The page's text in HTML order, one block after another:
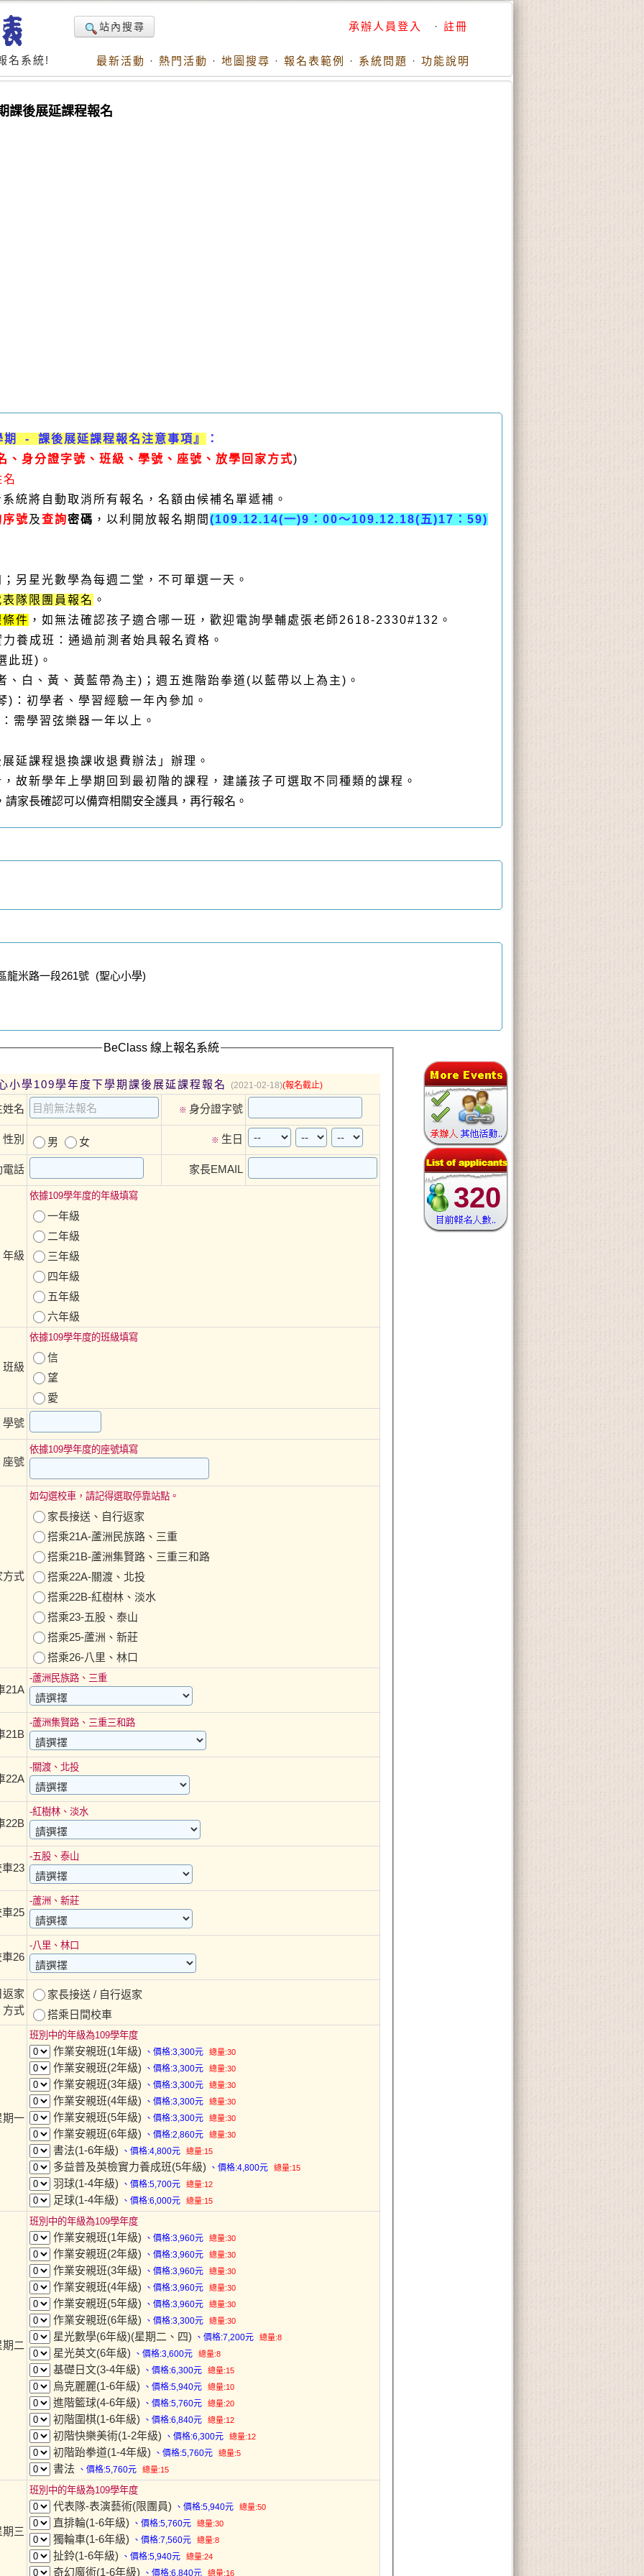
名系統!
站內搜尋 承辦人員登入 · 註冊
最新活動 · 熱門活動 · 地圖搜尋 · 報名表範例 · 系統問題 · 功能說明
課後展延課程報名
- 課後展延課程報名注意事項』
：
、身分證字號、班級、學號、座號 、放學回家方式)
統將自動取消所有報名，名額由候補名單遞補。
序號及查詢密碼 ，以利開放報名期間 (109.12.14(一)9：00〜109.12.18(五)17：59)
另 星光數學為每週二堂 ， 不可單選一天。
表隊限團員報名 。
件 ， 如無法確認孩子適合哪一班，歡迎電詢學輔處張老師2618-2330#132。
養成班：通過前測者始具報名資格。
此班)。
、白、黃、黃藍帶為主)；週五進階跆拳道(以藍帶以上為主)。
：初學者、學習經驗一年內參加。
需學習弦樂器一年以上。
延課程退換課收退費辦法」辦理。
故新學年上學期回到最初階的課程，建議孩子可選取不同種類的課程。
家長確認可以備齊相關安全護具，再行報名。
龍米路一段261號 (聖心小學)
320
BeClass 線上報名系統
小學109學年度下學期課後展延課程報名 (2021-02-18)(報名截止)
姓名 ※ 身分證字號
性別 男 女 ※ 生日
電話 家長EMAIL
年級
依據109學年度的年級填寫
一年級
二年級
三年級
四年級
五年級
六年級
班級
依據109學年度的班級填寫
信
望
愛
學號
座號
依據109學年度的座號填寫
方式
如勾選校車，請記得選取停靠站點。
家長接送、自行返家
搭乘21A-蘆洲民族路、三重
搭乘21B-蘆洲集賢路、三重三和路
搭乘22A-關渡、北投
搭乘22B-紅樹林、淡水
搭乘23-五股、泰山
搭乘25-蘆洲、新莊
搭乘26-八里、林口
21A
-蘆洲民族路、三重
21B
-蘆洲集賢路、三重三和路
22A
-關渡、北投
22B
-紅樹林、淡水
車23
-五股、泰山
車25
-蘆洲、新莊
車26
-八里、林口
返家
方式
家長接送 / 自行返家
搭乘日間校車
期一
班別中的年級為109學年度
作業安親班(1年級) 、價格:3,300元 總量:30
作業安親班(2年級) 、價格:3,300元 總量:30
作業安親班(3年級) 、價格:3,300元 總量:30
作業安親班(4年級) 、價格:3,300元 總量:30
作業安親班(5年級) 、價格:3,300元 總量:30
作業安親班(6年級) 、價格:2,860元 總量:30
書法(1-6年級) 、價格:4,800元 總量:15
多益普及英檢實力養成班(5年級) 、價格:4,800元 總量:15
羽球(1-4年級) 、價格:5,700元 總量:12
足球(1-4年級) 、價格:6,000元 總量:15
期二
班別中的年級為109學年度
作業安親班(1年級) 、價格:3,960元 總量:30
作業安親班(2年級) 、價格:3,960元 總量:30
作業安親班(3年級) 、價格:3,960元 總量:30
作業安親班(4年級) 、價格:3,960元 總量:30
作業安親班(5年級) 、價格:3,960元 總量:30
作業安親班(6年級) 、價格:3,300元 總量:30
星光數學(6年級)(星期二、四) 、價格:7,200元 總量:8
星光英文(6年級) 、價格:3,600元 總量:8
基礎日文(3-4年級) 、價格:6,300元 總量:15
烏克麗麗(1-6年級) 、價格:5,940元 總量:10
進階籃球(4-6年級) 、價格:5,760元 總量:20
初階圍棋(1-6年級) 、價格:6,840元 總量:12
初階快樂美術(1-2年級) 、價格:6,300元 總量:12
初階跆拳道(1-4年級) 、價格:5,760元 總量:5
書法 、價格:5,760元 總量:15
期三
班別中的年級為109學年度
代表隊-表演藝術(限團員) 、價格:5,940元 總量:50
直排輪(1-6年級) 、價格:5,760元 總量:30
獨輪車(1-6年級) 、價格:7,560元 總量:8
扯鈴(1-6年級) 、價格:5,940元 總量:24
奇幻魔術(1-6年級) 、價格:6,840元 總量:16